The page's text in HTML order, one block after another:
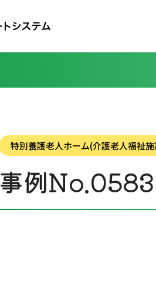
特別養護老人ホーム(介護老人福祉
事例No.0583